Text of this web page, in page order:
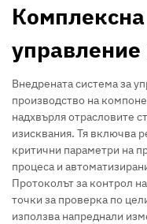
управление
Внедрената система за
производство на
надхвърля отрасловите
изисквания. Тя включва
критични параметри на
процеса и
Протоколът за контрол
точки за проверка по
използва напреднали